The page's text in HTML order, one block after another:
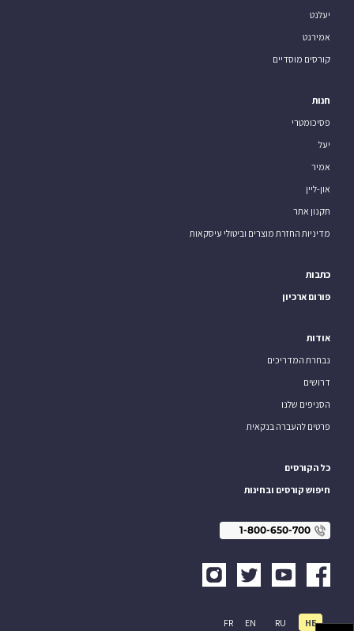
יעלנט
אמירנט
קורסים מוסדיים
חנות
פסיכומטרי
יעל
אמיר
און-ליין
תקנון אתר
מדיניות החזרת מוצרים וביטולי עיסקאות
כתבות
פורום ארכיון
אודות
נבחרת המדריכים
דרושים
הסניפים שלנו
פרטים להעברה בנקאית
כל הקורסים
חיפוש קורסים ובחינות
1-800-650-700
HE
RU
EN
FR